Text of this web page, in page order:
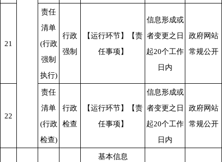
21
责任
清单
(行政
强制
执行)
行政
强制
【运行环节】【责
任事项】
信息形成或
者变更之日
起20个工作
日内
政府网站
常规公开
22
责任
清单
(行政
检查)
行政
检查
【运行环节】【责
任事项】
信息形成或
者变更之日
起20个工作
日内
政府网站
常规公开
基本信息